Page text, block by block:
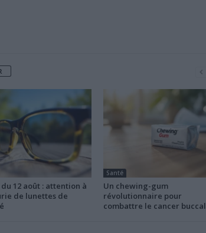
du 12 août : attention à
de lunettes de
Santé
Un chewing-gum
révolutionnaire pour
combattre le cancer buccal